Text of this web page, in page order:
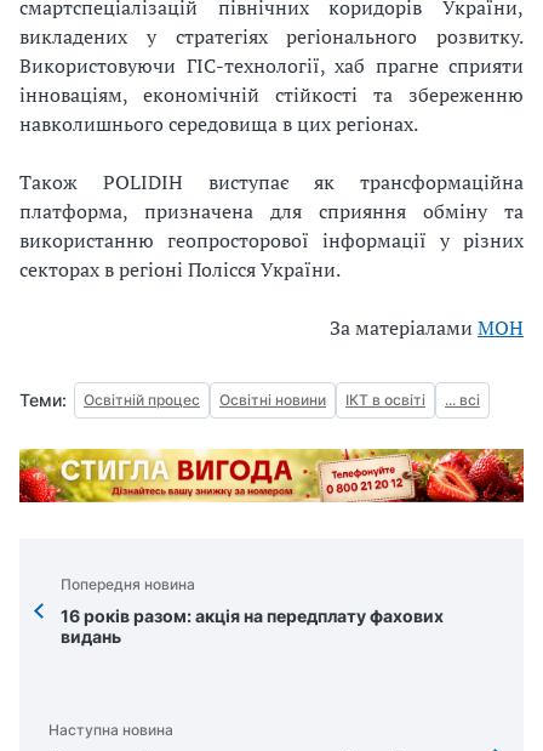
смартспеціалізацій північних коридорів України,
викладених у стратегіях регіонального розвитку.
Використовуючи ГІС-технології, хаб прагне сприяти
інноваціям, економічній стійкості та збереженню
навколишнього середовища в цих регіонах.
Також POLIDIH виступає як трансформаційна
платформа, призначена для сприяння обміну та
використанню геопросторової інформації у різних
секторах в регіоні Полісся України.
За матеріалами МОН
Теми: Освітній процес Освітні новини ІКТ в освіті ... всі
Попередня новина
16 років разом: акція на передплату фахових
видань
Наступна новина